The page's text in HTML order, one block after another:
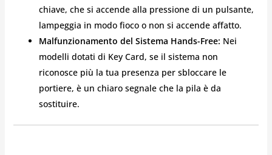
chiave, che si accende alla pressione di un pulsante,
lampeggia in modo fioco o non si accende affatto.
Malfunzionamento del Sistema Hands-Free: Nei
modelli dotati di Key Card, se il sistema non
riconosce più la tua presenza per sbloccare le
portiere, è un chiaro segnale che la pila è da
sostituire.